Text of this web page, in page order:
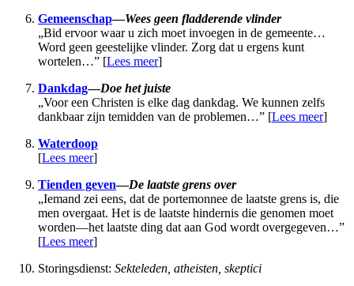
Gemeenschap—Wees geen fladderende vlinder
„Bid ervoor waar u zich moet invoegen in de gemeente…
Word geen geestelijke vlinder. Zorg dat u ergens kunt
wortelen…” [Lees meer]
Dankdag—Doe het juiste
„Voor een Christen is elke dag dankdag. We kunnen zelfs
dankbaar zijn temidden van de problemen…” [Lees meer]
Waterdoop
[Lees meer]
Tienden geven—De laatste grens over
„Iemand zei eens, dat de portemonnee de laatste grens is, die
men overgaat. Het is de laatste hindernis die genomen moet
worden—het laatste ding dat aan God wordt overgegeven…”
[Lees meer]
Storingsdienst: Sekteleden, atheisten, skeptici